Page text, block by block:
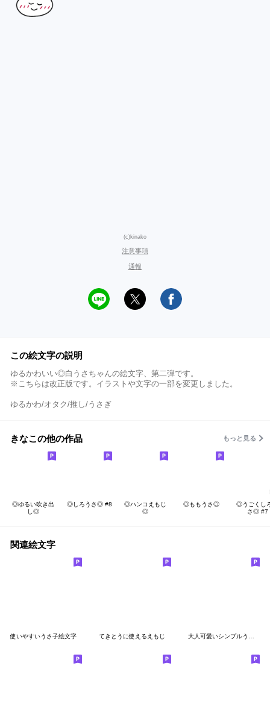
(c)kinako
注意事項
通報
この絵文字の説明
ゆるかわいい◎白うさちゃんの絵文字、第二弾です。
※こちらは改正版です。イラストや文字の一部を変更しました。
ゆるかわ/オタク/推し/うさぎ
きなこの他の作品 もっと見る
◎ゆるい吹き出
し◎
◎しろうさ◎ #8
◎ハンコえもじ
◎
◎ももうさ◎
◎うごくし
さ◎ #7
関連絵文字
使いやすいうさ子絵文字 てきとうに使えるえもじ